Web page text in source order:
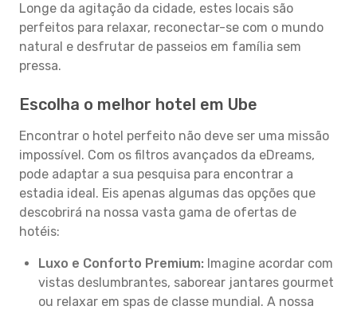
Longe da agitação da cidade, estes locais são
perfeitos para relaxar, reconectar-se com o mundo
natural e desfrutar de passeios em família sem
pressa.
Escolha o melhor hotel em Ube
Encontrar o hotel perfeito não deve ser uma missão
impossível. Com os filtros avançados da eDreams,
pode adaptar a sua pesquisa para encontrar a
estadia ideal. Eis apenas algumas das opções que
descobrirá na nossa vasta gama de ofertas de
hotéis:
Luxo e Conforto Premium: Imagine acordar com
vistas deslumbrantes, saborear jantares gourmet
ou relaxar em spas de classe mundial. A nossa